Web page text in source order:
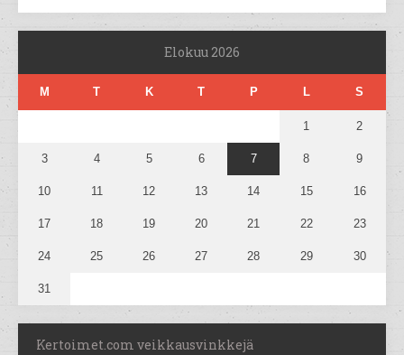
Elokuu 2026
M T K T P L S
1 2
3 4 5 6 7 8 9
10 11 12 13 14 15 16
17 18 19 20 21 22 23
24 25 26 27 28 29 30
31
Kertoimet.com veikkausvinkkejä